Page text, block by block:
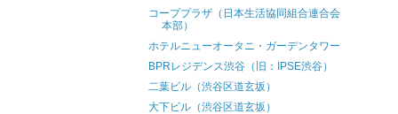
コーププラザ（日本生活協同組合連合会
本部）
ホテルニューオータニ・ガーデンタワー
BPRレジデンス渋谷（旧：IPSE渋谷）
二葉ビル（渋谷区道玄坂）
大下ビル（渋谷区道玄坂）